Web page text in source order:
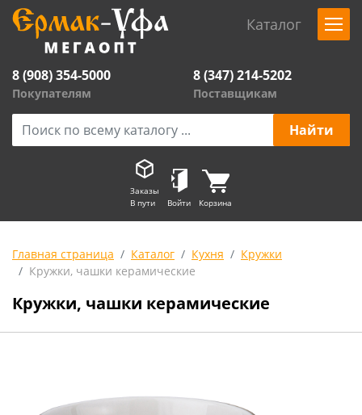
Каталог
8 (908) 354-5000
Покупателям
8 (347) 214-5202
Поставщикам
Заказы
В пути
Войти Корзина
Главная страница Каталог Кухня
Кружки
Кружки, чашки керамические
Кружки, чашки керамические